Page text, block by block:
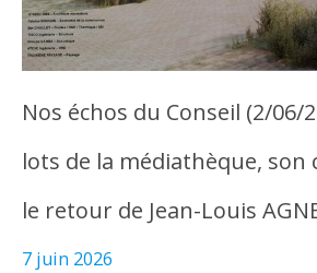
Nos échos du Conseil (2/06/
lots de la médiathèque, son
le retour de Jean-Louis
7 juin 2026